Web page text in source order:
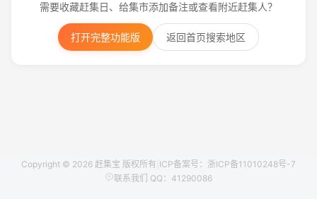
需要收藏赶集日、给集市添加备注或查看附近赶集人？
打开完整功能版 返回首页搜索地区
Copyright © 2026 赶集宝 版权所有 ICP备案号：浙ICP备11010248号-7
联系我们 QQ：41290086